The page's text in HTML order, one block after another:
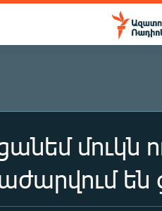
մուկն
են